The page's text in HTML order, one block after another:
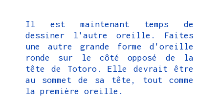
Il est maintenant temps de
dessiner l'autre oreille. Faites
une autre grande forme d'oreille
ronde sur le côté opposé de la
tête de Totoro. Elle devrait être
au sommet de sa tête, tout comme
la première oreille.